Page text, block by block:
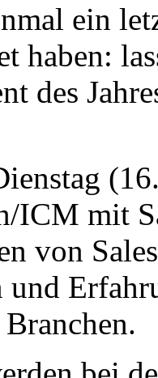
ein
haben:
des
ICM mit
von
und